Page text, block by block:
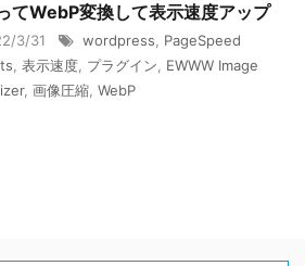
てWebP変換して表示速度アップ
3/31 wordpress
PageSpeed
表示速度 プラグイン
EWWW Image
, 画像圧縮 WebP